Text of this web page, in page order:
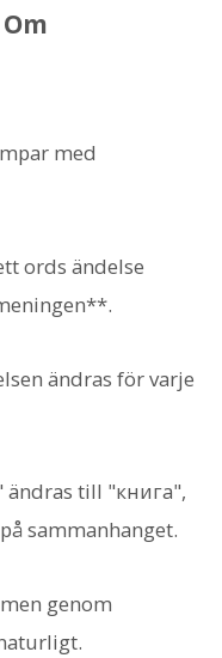
med
ords ändelse
ändras för varje
till "книга",
sammanhanget.
genom